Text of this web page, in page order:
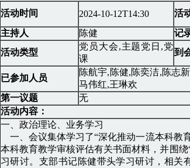
活动时间 2024-10-12T14:30 活
主持人
陈健 记
活动类型
党员大会,主题党日,党
课
到
已参加人员
陈航宇,陈健,陈奕洁,陈志
马伟红,王琳欢
第一议题
无
活动内容：
一、政治理论、业务学习
一、会议集体学习了“深化推动一流本科教
本科教育教学审核评估有关书面材料，并围
习研讨。支部书记陈健带头学习研讨，相关